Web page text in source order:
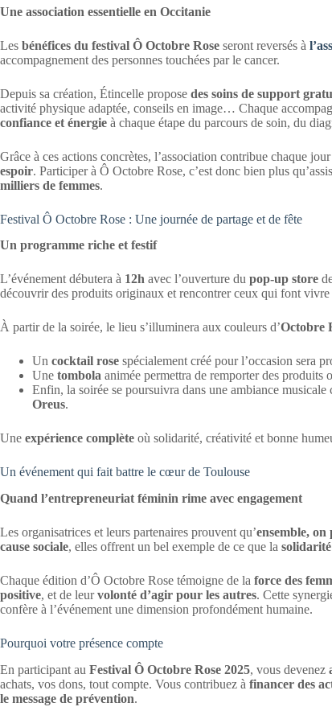
Une association essentielle en Occitanie
Les bénéfices du festival Ô Octobre Rose seront reversés à
accompagnement des personnes touchées par le cancer.
Depuis sa création, Étincelle propose des soins de support
activité physique adaptée, conseils en image… Chaque
confiance et énergie à chaque étape du parcours de soin, du
Grâce à ces actions concrètes, l’association contribue chaque jour
espoir. Participer à Ô Octobre Rose, c’est donc bien plus
milliers de femmes.
Festival Ô Octobre Rose : Une journée de partage et de fête
Un programme riche et festif
L’événement débutera à 12h avec l’ouverture du pop-up store
découvrir des produits originaux et rencontrer ceux qui font vivre
À partir de la soirée, le lieu s’illuminera aux couleurs d’Octobre
Un cocktail rose spécialement créé pour l’occasion sera
Une tombola animée permettra de remporter des produits
Enfin, la soirée se poursuivra dans une ambiance musicale
Oreus.
Une expérience complète où solidarité, créativité et bonne
Un événement qui fait battre le cœur de Toulouse
Quand l’entrepreneuriat féminin rime avec engagement
Les organisatrices et leurs partenaires prouvent qu’ensemble,
cause sociale, elles offrent un bel exemple de ce que la
Chaque édition d’Ô Octobre Rose témoigne de la force des
positive, et de leurvolonté d’agir pour les autres. Cette
confère à l’événement une dimension profondément humaine.
Pourquoi votre présence compte
En participant au Festival Ô Octobre Rose 2025, vous devenez
achats, vos dons, tout compte. Vous contribuez à financer des
le message de prévention.